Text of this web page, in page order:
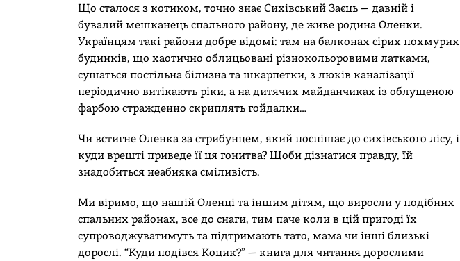
Що сталося з котиком, точно знає Сихівський Заєць — давній і
бувалий мешканець спального району, де живе родина Оленки.
Українцям такі райони добре відомі: там на балконах сірих похмурих
будинків, що хаотично облицьовані різнокольоровими латками,
сушаться постільна білизна та шкарпетки, з люків каналізації
періодично витікають ріки, а на дитячих майданчиках із облущеною
фарбою стражденно скриплять гойдалки…
Чи встигне Оленка за стрибунцем, який поспішає до сихівського лісу, і
куди врешті приведе її ця гонитва? Щоби дізнатися правду, їй
знадобиться неабияка сміливість.
Ми віримо, що нашій Оленці та іншим дітям, що виросли у подібних
спальних районах, все до снаги, тим паче коли в цій пригоді їх
супроводжуватимуть та підтримають тато, мама чи інші близькі
дорослі. “Куди подівся Коцик?” — книга для читання дорослими